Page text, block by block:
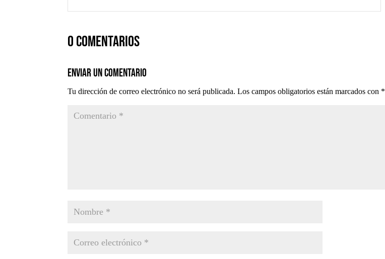
0 comentarios
Enviar un comentario
Tu dirección de correo electrónico no será publicada. Los campos obligatorios están marcados con *